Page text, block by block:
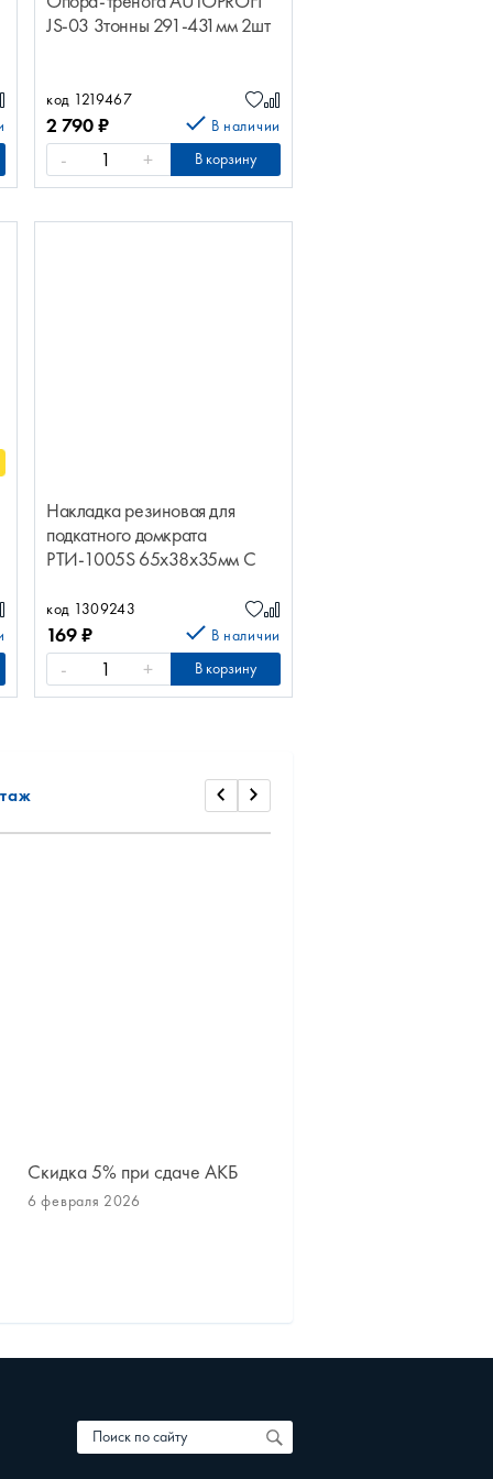
JS-03 3тонны 291-431мм 2шт
код 1219467
2 790₽ В наличии
- + В корзину
Накладка резиновая для
подкатного домкрата
РТИ-1005S 65х38х35мм С
65х38х35мм Домкрат РТИ-
СЕРВИС
код 1309243
169₽ В наличии
- + В корзину
Скидка 5% при сдаче АКБ
6 февраля 2026